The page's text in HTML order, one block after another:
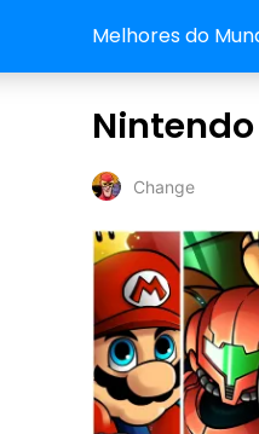
Melhores do
Change